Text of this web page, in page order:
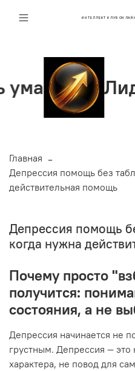
ИНТЕЛЛЕКТ КЛУБ
Лидерство и
Главная
Депрессия помощь без
действительная помощь
Депрессия помощь
когда нужна
Почему просто
получится:
состояния, а не
Депрессия начинается не
грустным. Депрессия — это
характера, не повод для